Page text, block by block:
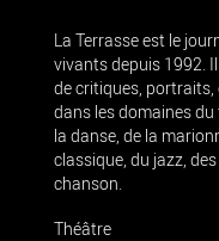
La Terrasse est le
vivants depuis 1992.
de critiques,
dans les domaines
la danse, de la
classique, du jazz,
chanson.
Théâtre